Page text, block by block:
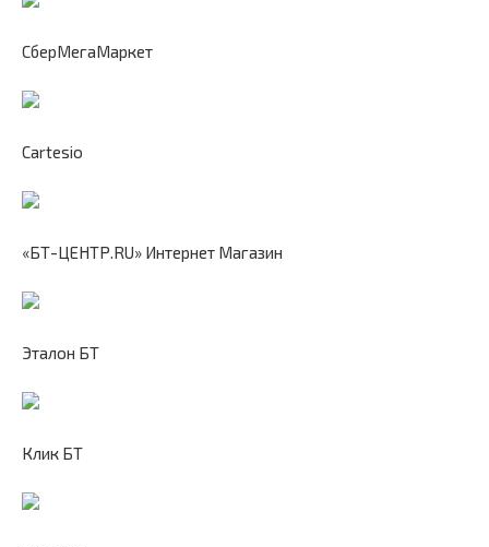
СберМегаМаркет
Cartesio
«БТ-ЦЕНТР.RU» Интернет Магазин
Эталон БТ
Клик БТ